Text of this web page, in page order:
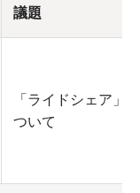
議題
「ライドシェア」に
ついて